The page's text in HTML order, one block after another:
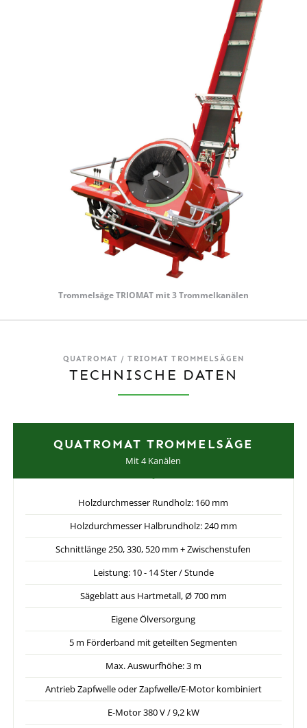
Trommelsäge TRIOMAT mit 3 Trommelkanälen
QUATROMAT / TRIOMAT TROMMELSÄGEN
TECHNISCHE DATEN
QUATROMAT TROMMELSÄGE
Mit 4 Kanälen
Holzdurchmesser Rundholz: 160 mm
Holzdurchmesser Halbrundholz: 240 mm
Schnittlänge 250, 330, 520 mm + Zwischenstufen
Leistung: 10 - 14 Ster / Stunde
Sägeblatt aus Hartmetall, Ø 700 mm
Eigene Ölversorgung
5 m Förderband mit geteilten Segmenten
Max. Auswurfhöhe: 3 m
Antrieb Zapfwelle oder Zapfwelle/E-Motor kombiniert
E-Motor 380 V / 9,2 kW